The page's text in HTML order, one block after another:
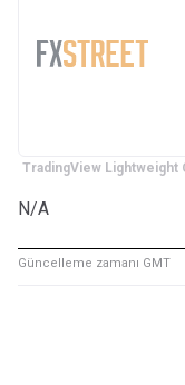
TradingView Lightweight
N/A
Güncelleme zamanı GMT